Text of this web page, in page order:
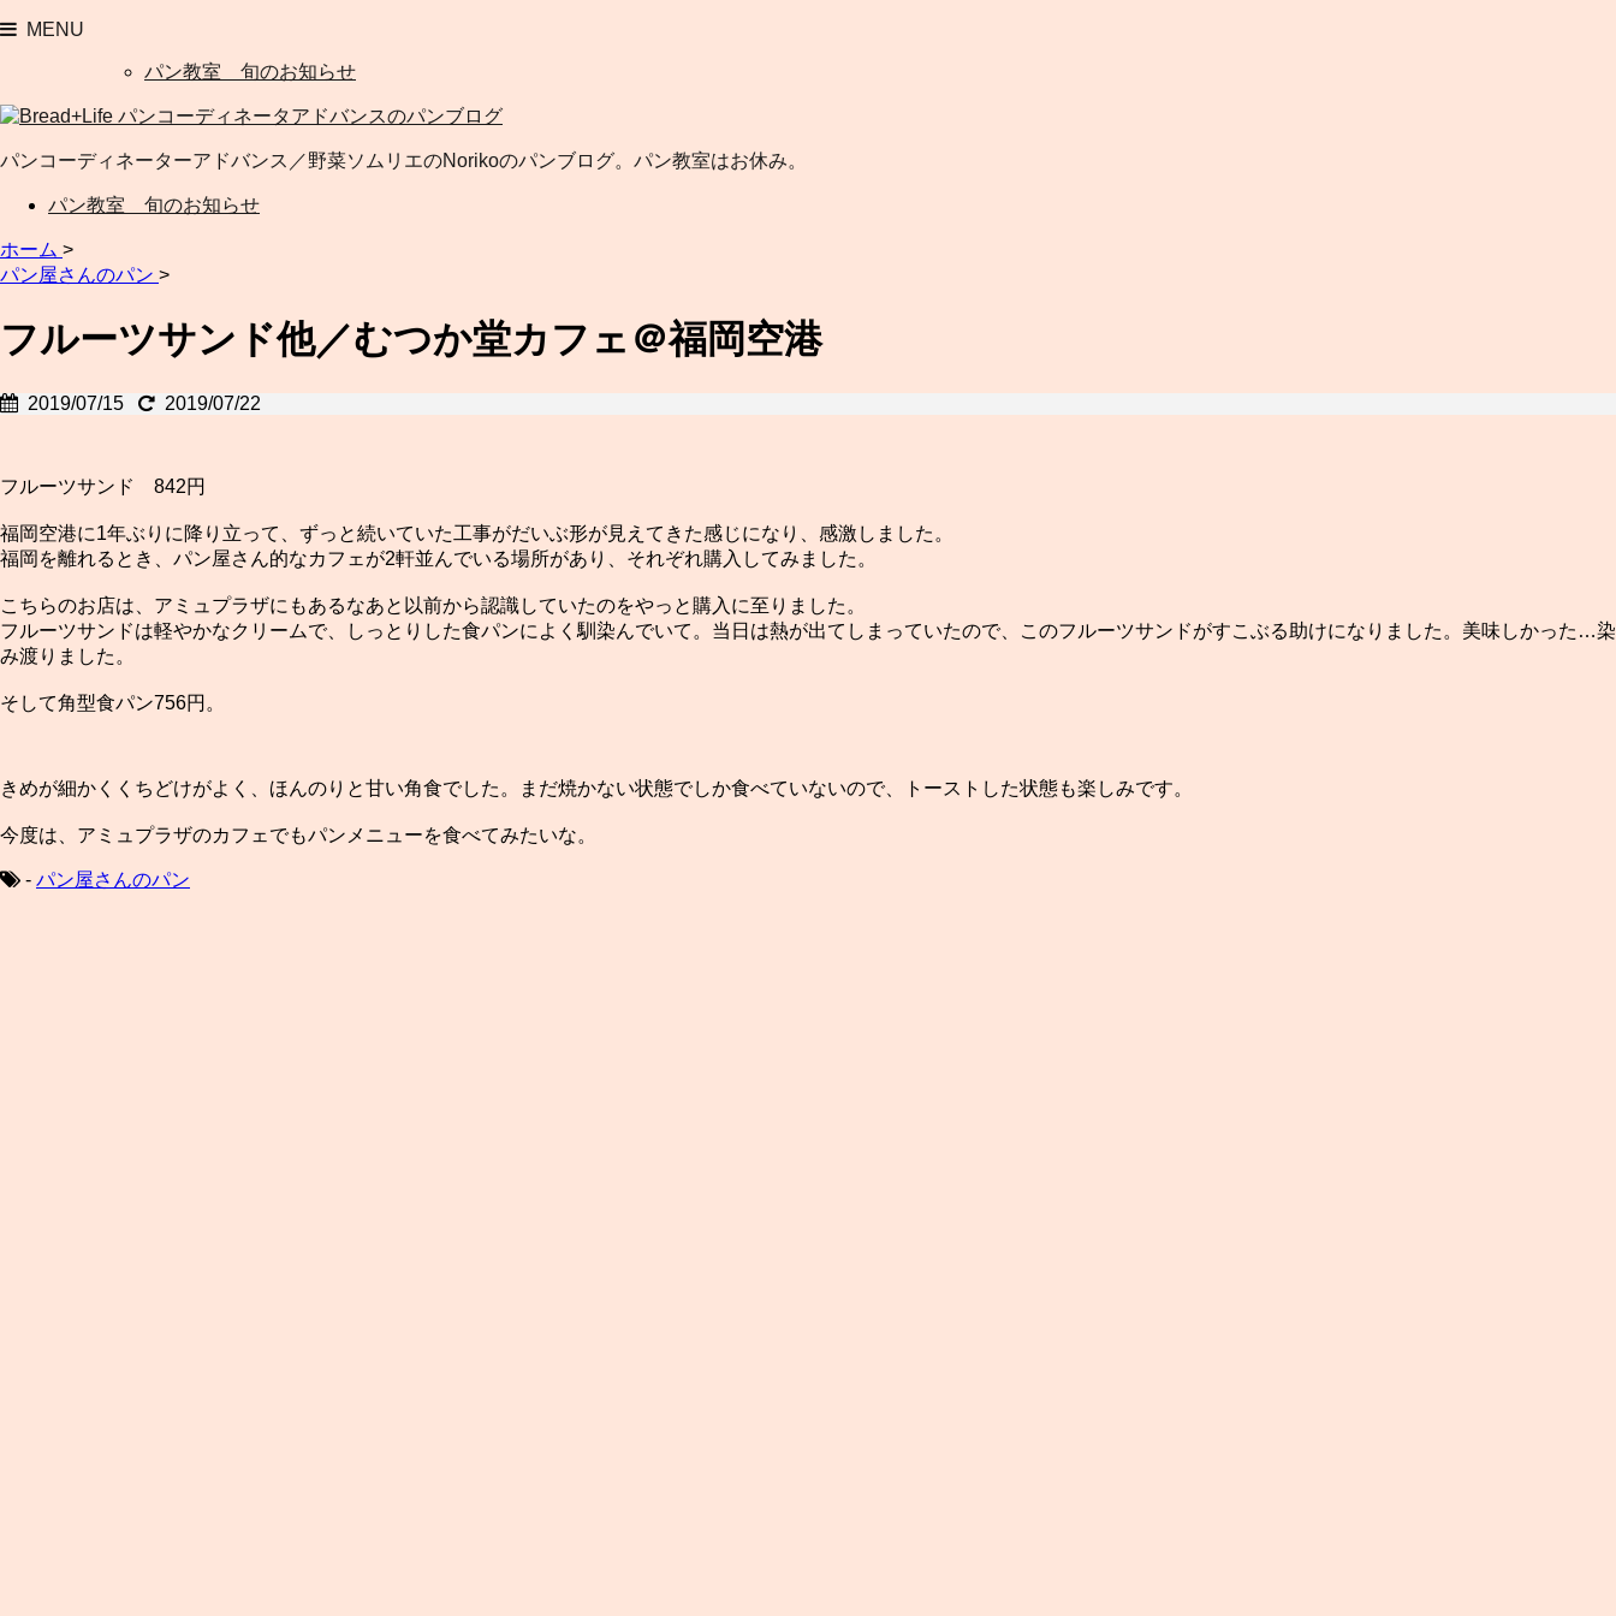
MENU
パン教室 旬のお知らせ
パンコーディネーターアドバンス／野菜ソムリエのNorikoのパンブログ。パン教室はお休み。
パン教室 旬のお知らせ
ホーム >
パン屋さんのパン >
フルーツサンド他／むつか堂カフェ＠福岡空港
2019/07/15 2019/07/22
フルーツサンド 842円
福岡空港に1年ぶりに降り立って、ずっと続いていた工事がだいぶ形が見えてきた感じになり、感激しました。
福岡を離れるとき、パン屋さん的なカフェが2軒並んでいる場所があり、それぞれ購入してみました。
こちらのお店は、アミュプラザにもあるなあと以前から認識していたのをやっと購入に至りました。
フルーツサンドは軽やかなクリームで、しっとりした食パンによく馴染んでいて。当日は熱が出てしまっていたので、このフルーツサンドがすこぶる助けになりました。美味しかった…染
み渡りました。
そして角型食パン756円。
きめが細かくくちどけがよく、ほんのりと甘い角食でした。まだ焼かない状態でしか食べていないので、トーストした状態も楽しみです。
今度は、アミュプラザのカフェでもパンメニューを食べてみたいな。
- パン屋さんのパン